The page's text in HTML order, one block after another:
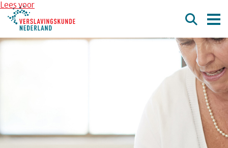
Lees voor
Overslaan en naar de inhoud gaan
Direct naar de hoofdnavigatie